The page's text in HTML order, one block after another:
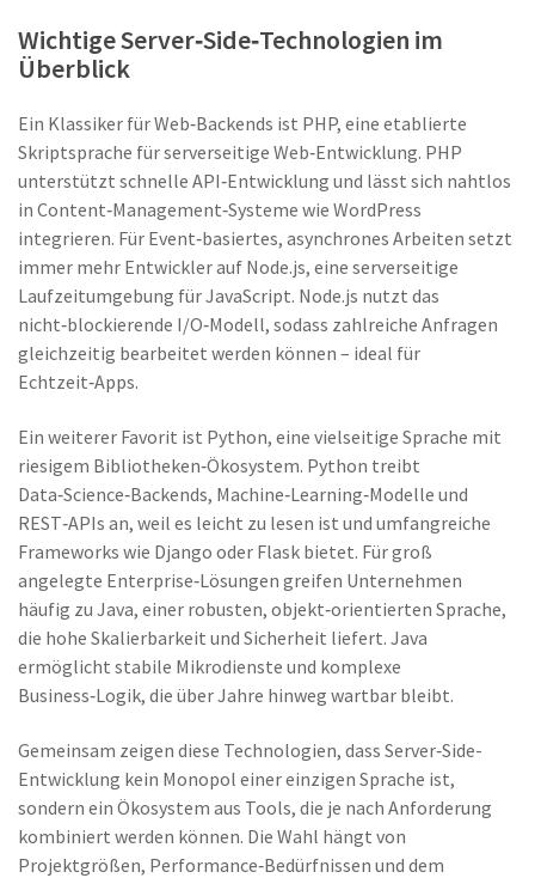
Wichtige Server‑Side‑Technologien im
Überblick
Ein Klassiker für Web‑Backends ist PHP, eine etablierte
Skriptsprache für serverseitige Web‑Entwicklung. PHP
unterstützt schnelle API‑Entwicklung und lässt sich nahtlos
in Content‑Management‑Systeme wie WordPress
integrieren. Für Event‑basiertes, asynchrones Arbeiten setzt
immer mehr Entwickler auf Node.js, eine serverseitige
Laufzeitumgebung für JavaScript. Node.js nutzt das
nicht‑blockierende I/O‑Modell, sodass zahlreiche Anfragen
gleichzeitig bearbeitet werden können – ideal für
Echtzeit‑Apps.
Ein weiterer Favorit ist Python, eine vielseitige Sprache mit
riesigem Bibliotheken‑Ökosystem. Python treibt
Data‑Science‑Backends, Machine‑Learning‑Modelle und
REST‑APIs an, weil es leicht zu lesen ist und umfangreiche
Frameworks wie Django oder Flask bietet. Für groß
angelegte Enterprise‑Lösungen greifen Unternehmen
häufig zu Java, einer robusten, objekt‑orientierten Sprache,
die hohe Skalierbarkeit und Sicherheit liefert. Java
ermöglicht stabile Mikrodienste und komplexe
Business‑Logik, die über Jahre hinweg wartbar bleibt.
Gemeinsam zeigen diese Technologien, dass Server‑Side-
Entwicklung kein Monopol einer einzigen Sprache ist,
sondern ein Ökosystem aus Tools, die je nach Anforderung
kombiniert werden können. Die Wahl hängt von
Projektgrößen, Performance‑Bedürfnissen und dem